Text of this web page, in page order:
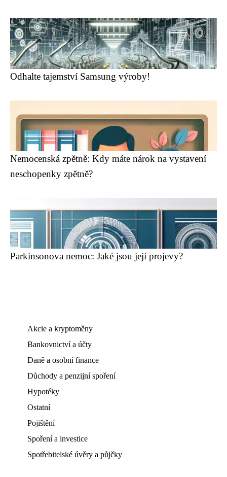
Odhalte tajemství Samsung výroby!
Nemocenská zpětně: Kdy máte nárok na vystavení
neschopenky zpětně?
Parkinsonova nemoc: Jaké jsou její projevy?
Akcie a kryptoměny
Bankovnictví a účty
Daně a osobní finance
Důchody a penzijní spoření
Hypotéky
Ostatní
Pojištění
Spoření a investice
Spotřebitelské úvěry a půjčky